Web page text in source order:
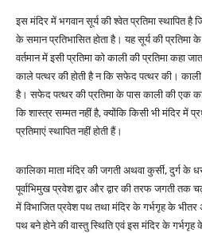
इस मंदिर में भगवान सूर्य की श्वेत प्रतिमा स्थापित
के समान प्रतिभासित होता है। यह सूर्य की प्रतिमा
वर्तमान में इसी प्रतिमा को काली की प्रतिमा कहा
काले पत्थर की होती है न कि सफेद पत्थर की।
है। सफेद पत्थर की प्रतिमा के पास काली की एक
कि शास्त्र सम्मत नहीं है, क्योंकि किसी भी मंदिर में
प्रतिमाएं स्थापित नहीं होती हैं।
कालिका माता मंदिर की जगती अथवा कुर्सी, दुर्ग के
पूर्वाभिमुख प्रवेश द्वार और द्वार की तरफ जगती
में विभाजित प्रवेश पथ तथा मंदिर के गर्भगृह के भीतर
पथ बने होने की वास्तु स्थिति एवं इस मंदिर के गर्भगृह के